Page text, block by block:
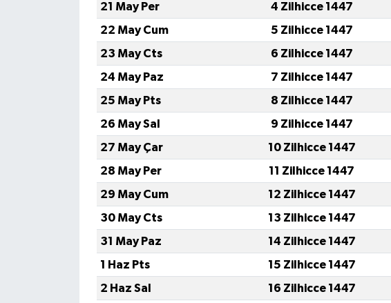
21 May Per
4 Zilhicce 1447
22 May Cum
5 Zilhicce 1447
23 May Cts
6 Zilhicce 1447
24 May Paz
7 Zilhicce 1447
25 May Pts
8 Zilhicce 1447
26 May Sal
9 Zilhicce 1447
27 May Çar
10 Zilhicce 1447
28 May Per
11 Zilhicce 1447
29 May Cum
12 Zilhicce 1447
30 May Cts
13 Zilhicce 1447
31 May Paz
14 Zilhicce 1447
1 Haz Pts
15 Zilhicce 1447
2 Haz Sal
16 Zilhicce 1447